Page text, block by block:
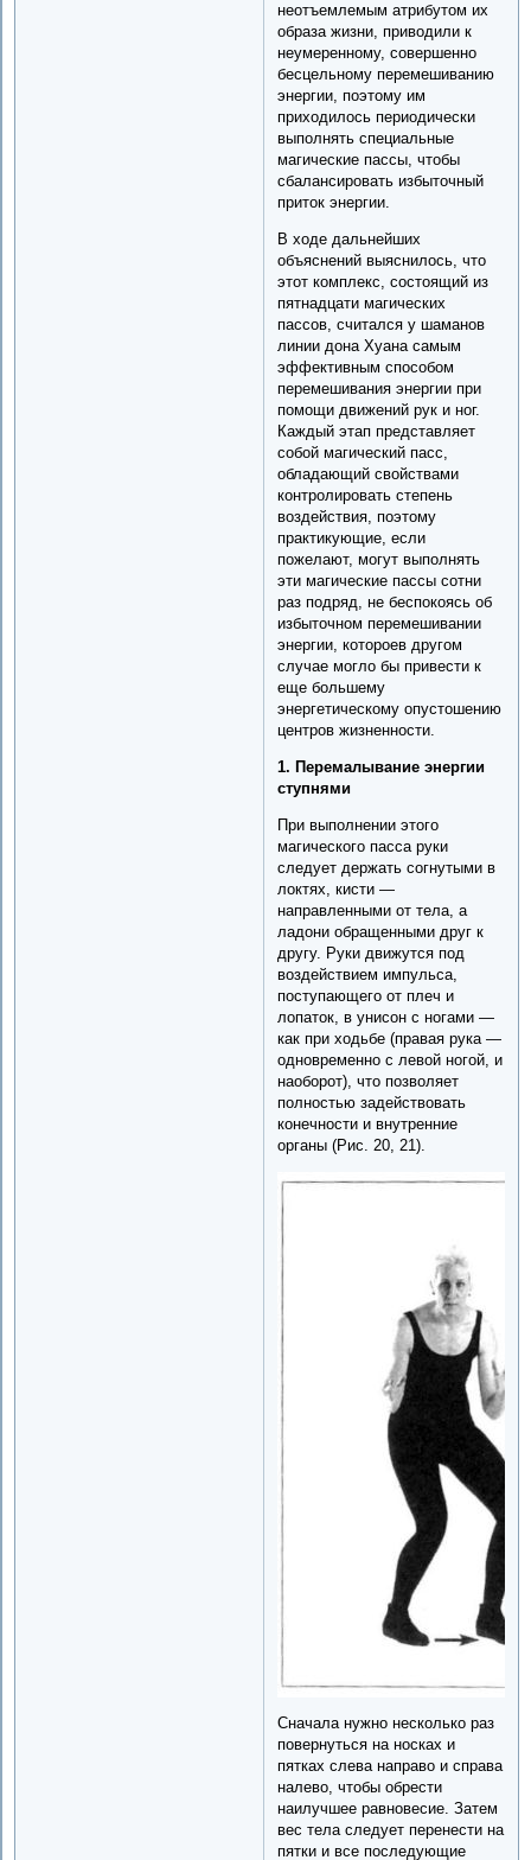
неотъемлемым атрибутом их
образа жизни, приводили к
неумеренному, совершенно
бесцельному перемешиванию
энергии, поэтому им
приходилось периодически
выполнять специальные
магические пассы, чтобы
сбалансировать избыточный
приток энергии.
В ходе дальнейших
объяснений выяснилось, что
этот комплекс, состоящий из
пятнадцати магических
пассов, считался у шаманов
линии дона Хуана самым
эффективным способом
перемешивания энергии при
помощи движений рук и ног.
Каждый этап представляет
собой магический пасс,
обладающий свойствами
контролировать степень
воздействия, поэтому
практикующие, если
пожелают, могут выполнять
эти магические пассы сотни
раз подряд, не беспокоясь об
избыточном перемешивании
энергии, котороев другом
случае могло бы привести к
еще большему
энергетическому опустошению
центров жизненности.
1. Перемалывание энергии
ступнями
При выполнении этого
магического пасса руки
следует держать согнутыми в
локтях, кисти —
направленными от тела, а
ладони обращенными друг к
другу. Руки движутся под
воздействием импульса,
поступающего от плеч и
лопаток, в унисон с ногами —
как при ходьбе (правая рука —
одновременно с левой ногой, и
наоборот), что позволяет
полностью задействовать
конечности и внутренние
органы (Рис. 20, 21).
Сначала нужно несколько раз
повернуться на носках и
пятках слева направо и справа
налево, чтобы обрести
наилучшее равновесие. Затем
вес тела следует перенести на
пятки и все последующие